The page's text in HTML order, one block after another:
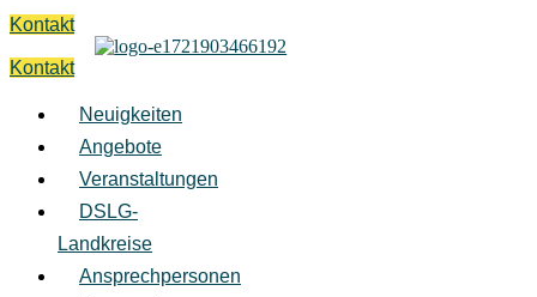
Kontakt
Kontakt
Neuigkeiten
Angebote
Veranstaltungen
DSLG-
Landkreise
Ansprechpersonen